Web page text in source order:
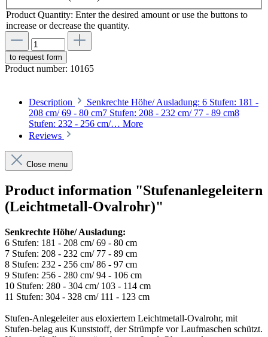
Product Quantity: Enter the desired amount or use the buttons to
increase or decrease the quantity.
to request form
Product number: 10165
Description
Senkrechte Höhe/ Ausladung: 6 Stufen: 181 -
208 cm/ 69 - 80 cm7 Stufen: 208 - 232 cm/ 77 - 89 cm8
Stufen: 232 - 256 cm/… More
Reviews
Close menu
Product information "Stufenanlegeleitern
(Leichtmetall-Ovalrohr)"
Senkrechte Höhe/ Ausladung:
6 Stufen: 181 - 208 cm/ 69 - 80 cm
7 Stufen: 208 - 232 cm/ 77 - 89 cm
8 Stufen: 232 - 256 cm/ 86 - 97 cm
9 Stufen: 256 - 280 cm/ 94 - 106 cm
10 Stufen: 280 - 304 cm/ 103 - 114 cm
11 Stufen: 304 - 328 cm/ 111 - 123 cm
Stufen-Anlegeleiter aus eloxiertem Leichtmetall-Ovalrohr, mit
Stufen-belag aus Kunststoff, der Strümpfe vor Laufmaschen schützt.